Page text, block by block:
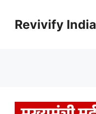
contentRevivify India